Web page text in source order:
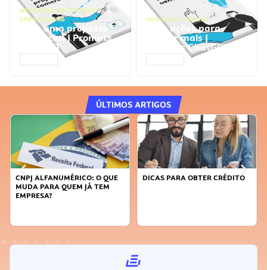
NEGÓCIOS, PROCESSOS
EMPRESARIAIS
Faça uma proposta
comercial | Prompts
ChatGPT
NEGÓCIOS, VENDAS
Faça ações para
vender mais |
Prompts ChatGPT
ÚLTIMOS ARTIGOS
CNPJ ALFANUMÉRICO: O QUE
MUDA PARA QUEM JÁ TEM
EMPRESA?
DICAS PARA OBTER CRÉDITO